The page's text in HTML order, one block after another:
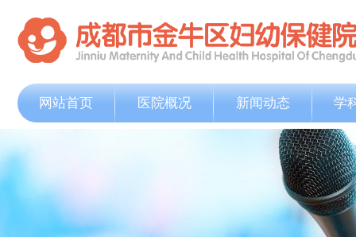
网站首页 医院概况 新闻动态 学